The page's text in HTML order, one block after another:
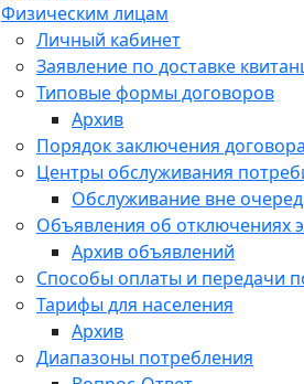
Физическим лицам
Личный кабинет
Заявление по доставке
Типовые формы договоров
Архив
Порядок заключения
Центры обслуживания
Обслуживание вне
Объявления об отключениях
Архив объявлений
Способы оплаты и передачи
Тарифы для населения
Архив
Диапазоны потребления